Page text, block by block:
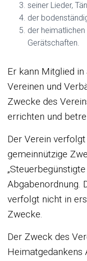
seiner Lieder,
der
der
Gerätschaften.
Er kann Mitglied
Vereinen und
Zwecke des
errichten und
Der Verein
gemeinnützige
Abgabenordnung.
verfolgt nicht in
Zwecke.
Der Zweck des
Heimatgedankens